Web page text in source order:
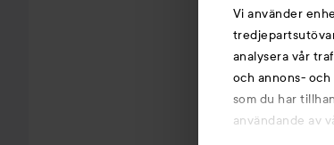
Vi använder
analysera vår
och annons-
som du har
användande av